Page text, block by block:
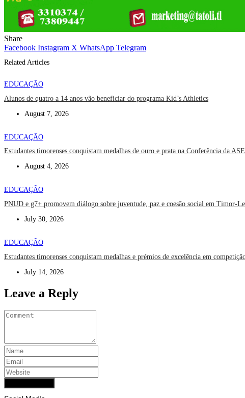
Share
Facebook Instagram X WhatsApp Telegram
Related Articles
EDUCAÇÃO
Alunos de quatro a 14 anos vão beneficiar do programa Kid’s Athletics
August 7, 2026
EDUCAÇÃO
Estudantes timorenses conquistam medalhas de ouro e prata na Conferência da
August 4, 2026
EDUCAÇÃO
PNUD e g7+ promovem diálogo sobre juventude, paz e coesão social em Timor-
July 30, 2026
EDUCAÇÃO
Estudantes timorenses conquistam medalhas e prémios de excelência em
July 14, 2026
Leave a Reply